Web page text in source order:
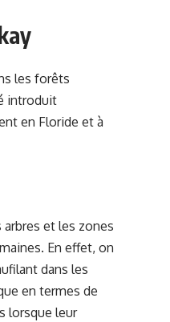
les forêts
introduit
en Floride et à
et les zones
En effet, on
dans les
en termes de
lorsque leur